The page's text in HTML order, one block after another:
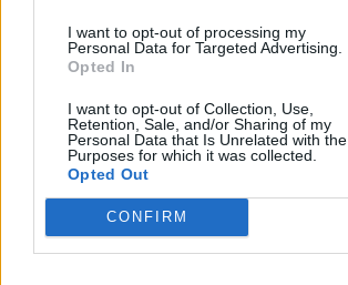
I want to opt-out of processing my
Personal Data for Targeted Advertising.
Opted In
I want to opt-out of Collection, Use,
Retention, Sale, and/or Sharing of my
Personal Data that Is Unrelated with the
Purposes for which it was collected.
Opted Out
CONFIRM
View this post on Instagram